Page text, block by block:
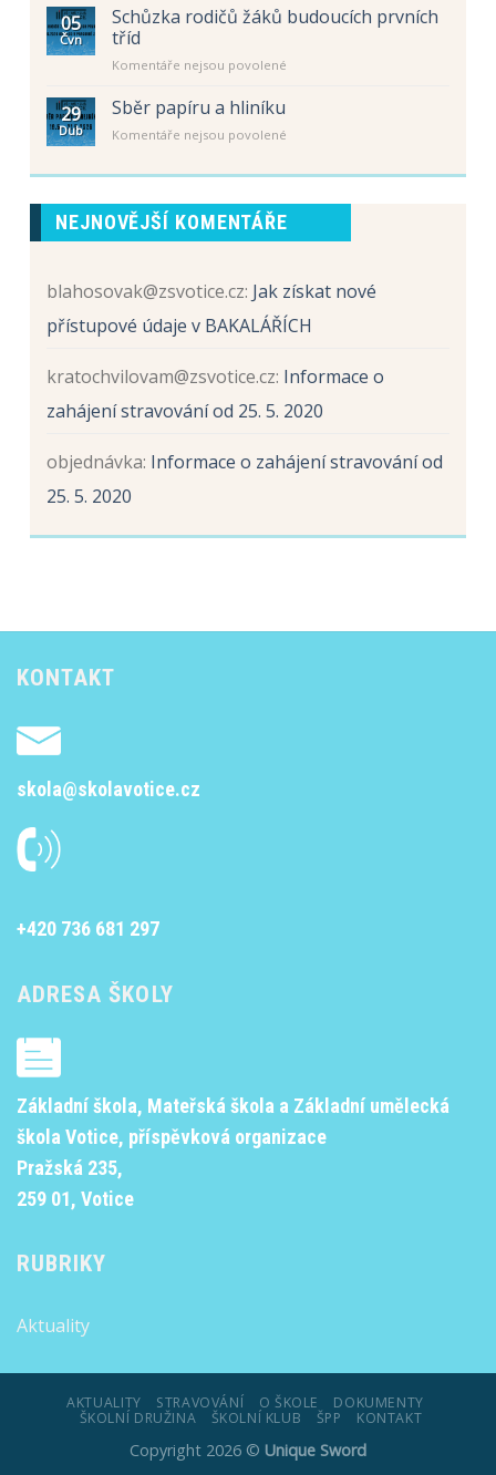
rok
letní
s
názvem
05
Čvn
Schůzka rodičů žáků budoucích prvních
tříd
Komentáře nejsou povolené
žáků
prvních
tříd
29
Dub
Sběr papíru a hliníku
Komentáře nejsou povolené
s
Sběr
papíru
a
NEJNOVĚJŠÍ KOMENTÁŘE
blahosovak@zsvotice.cz: Jak získat nové
přístupové údaje v BAKALÁŘÍCH
kratochvilovam@zsvotice.cz: Informace o
zahájení stravování od 25. 5. 2020
objednávka: Informace o zahájení stravování od
25. 5. 2020
KONTAKT
skola@skolavotice.cz
+420 736 681 297
ADRESA ŠKOLY
Základní škola, Mateřská škola a Základní umělecká
škola Votice, příspěvková organizace
Pražská 235,
259 01, Votice
RUBRIKY
Aktuality
AKTUALITY STRAVOVÁNÍ O ŠKOLE
DOKUMENTY
ŠKOLNÍ DRUŽINA
ŠKOLNÍ KLUB ŠPP KONTAKT
Copyright 2026 © Unique Sword